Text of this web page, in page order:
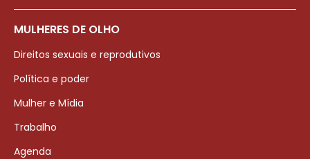
MULHERES DE OLHO
Direitos sexuais e reprodutivos
Política e poder
Mulher e Mídia
Trabalho
Agenda